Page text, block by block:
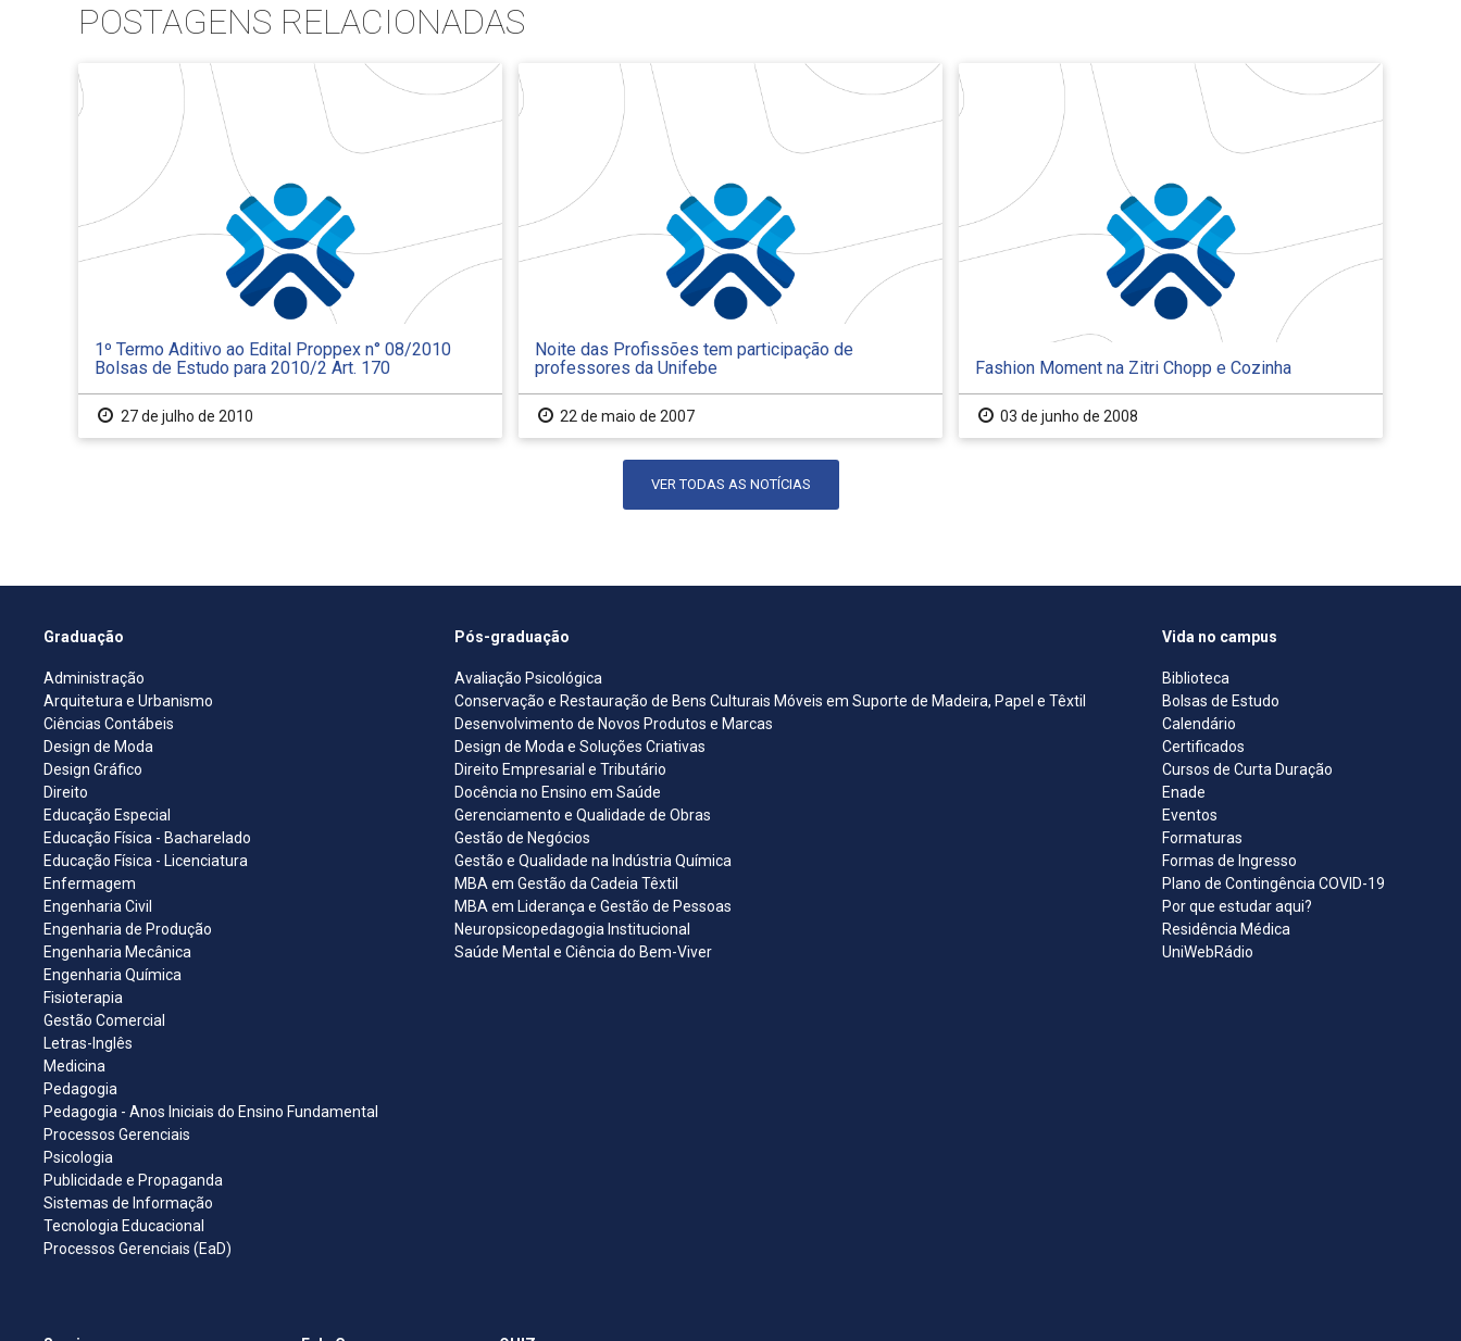
POSTAGENS RELACIONADAS
1º Termo Aditivo ao Edital Proppex n° 08/2010
Bolsas de Estudo para 2010/2 Art. 170
27 de julho de 2010
Noite das Profissões tem participação de
professores da Unifebe
22 de maio de 2007
Fashion Moment na Zitri Chopp e Cozinha
03 de junho de 2008
VER TODAS AS NOTÍCIAS
Graduação
Administração
Arquitetura e Urbanismo
Ciências Contábeis
Design de Moda
Design Gráfico
Direito
Educação Especial
Educação Física - Bacharelado
Educação Física - Licenciatura
Enfermagem
Engenharia Civil
Engenharia de Produção
Engenharia Mecânica
Engenharia Química
Fisioterapia
Gestão Comercial
Letras-Inglês
Medicina
Pedagogia
Pedagogia - Anos Iniciais do Ensino Fundamental
Processos Gerenciais
Psicologia
Publicidade e Propaganda
Sistemas de Informação
Tecnologia Educacional
Processos Gerenciais (EaD)
Pós-graduação
Avaliação Psicológica
Conservação e Restauração de Bens Culturais Móveis em Suporte de Madeira, Papel e Têxtil
Desenvolvimento de Novos Produtos e Marcas
Design de Moda e Soluções Criativas
Direito Empresarial e Tributário
Docência no Ensino em Saúde
Gerenciamento e Qualidade de Obras
Gestão de Negócios
Gestão e Qualidade na Indústria Química
MBA em Gestão da Cadeia Têxtil
MBA em Liderança e Gestão de Pessoas
Neuropsicopedagogia Institucional
Saúde Mental e Ciência do Bem-Viver
Vida no campus
Biblioteca
Bolsas de Estudo
Calendário
Certificados
Cursos de Curta Duração
Enade
Eventos
Formaturas
Formas de Ingresso
Plano de Contingência COVID-19
Por que estudar aqui?
Residência Médica
UniWebRádio